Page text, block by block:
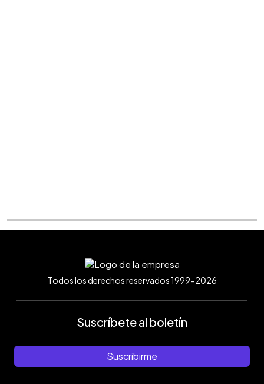
Todos los derechos reservados 1999-2026
Suscríbete al boletín
Suscribirme